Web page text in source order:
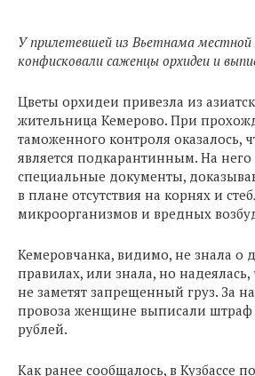
У прилетевшей из Вьетнама
конфисковали саженцы орхидеи и
Цветы орхидеи привезла из
жительница Кемерово. При
таможенного контроля оказалось,
является подкарантинным. На
специальные документы,
в плане отсутствия на корнях и
микроорганизмов и вредных
Кемеровчанка, видимо, не знала о
правилах, или знала, но
не заметят запрещенный груз. За
провоза женщине выписали штраф
рублей.
Как ранее сообщалось, в Кузбассе